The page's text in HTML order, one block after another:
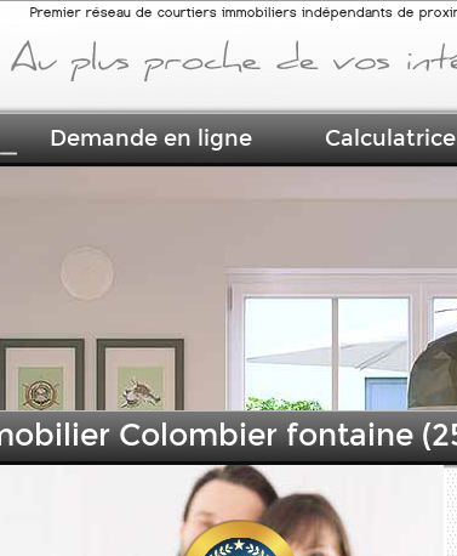
Colombier fontaine
Premier réseau de courtiers immobiliers indépendants de
Demande en ligne Calculatrice